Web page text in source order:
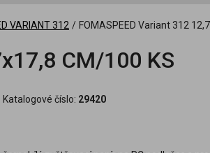
VARIANT 312 / FOMASPEED Variant 312
CM/100 KS
Katalogové číslo: 29420